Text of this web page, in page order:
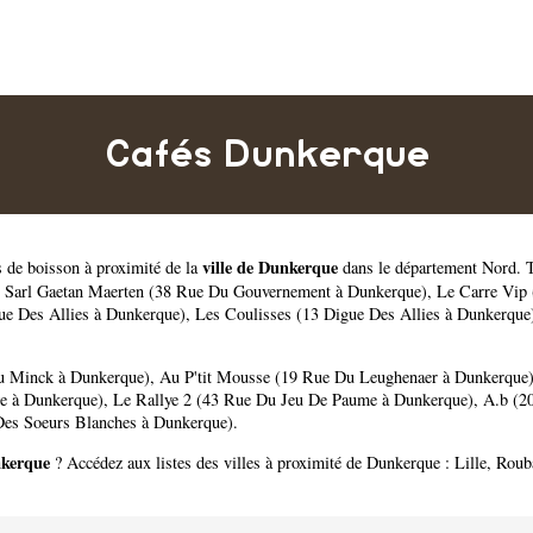
Cafés Dunkerque
de boisson à proximité de laville de Dunkerque dans le département Nord.
Sarl Gaetan Maerten (38 Rue Du Gouvernement à Dunkerque), Le Carre Vip
Des Allies à Dunkerque), Les Coulisses (13 Digue Des Allies à
Minck à Dunkerque), Au P'tit Mousse (19 Rue Du Leughenaer à Dunkerque)
à Dunkerque), Le Rallye 2 (43 Rue Du Jeu De Paume à Dunkerque), A.b
Soeurs Blanches à Dunkerque).
? Accédez aux listes des villes à proximité de Dunkerque : Lille,